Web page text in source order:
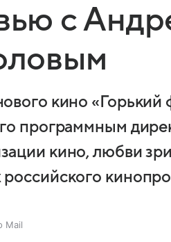
с
кино «Горький
программным
кино, любви
Mail